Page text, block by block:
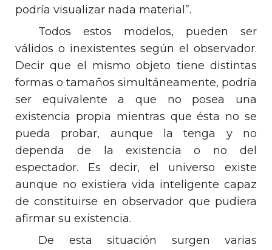
podría visualizar nada material”.
Todos estos modelos, pueden ser
válidos o inexistentes según el observador.
Decir que el mismo objeto tiene distintas
formas o tamaños simultáneamente, podría
ser equivalente a que no posea una
existencia propia mientras que ésta no se
pueda probar, aunque la tenga y no
dependa de la existencia o no del
espectador. Es decir, el universo existe
aunque no existiera vida inteligente capaz
de constituirse en observador que pudiera
afirmar su existencia.
De esta situación surgen varias